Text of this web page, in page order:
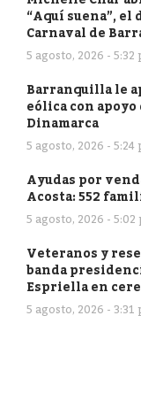
“Aquí suena”,
Carnaval de
5 agosto, 2026 - 5:32
Barranquilla le
eólica con
Dinamarca
5 agosto, 2026 - 5:24
Ayudas por
Acosta: 552
5 agosto, 2026 - 5:02
Veteranos y
banda
Espriella en
5 agosto, 2026 - 3:31